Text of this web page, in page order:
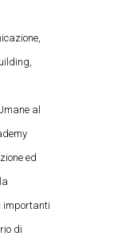
al
ed
importanti
di